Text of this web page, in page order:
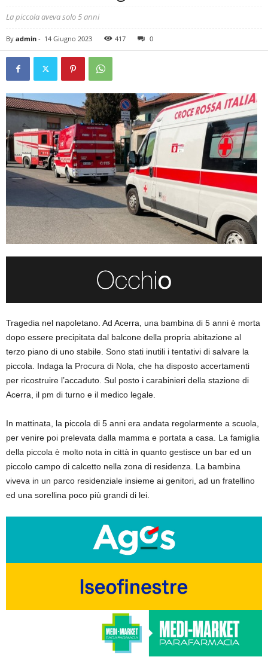
La piccola aveva solo 5 anni
By admin - 14 Giugno 2023 417 0
Tragedia nel napoletano. Ad Acerra, una bambina di 5 anni è morta
dopo essere precipitata dal balcone della propria abitazione al
terzo piano di uno stabile. Sono stati inutili i tentativi di salvare la
piccola. Indaga la Procura di Nola, che ha disposto accertamenti
per ricostruire l’accaduto. Sul posto i carabinieri della stazione di
Acerra, il pm di turno e il medico legale.
In mattinata, la piccola di 5 anni era andata regolarmente a scuola,
per venire poi prelevata dalla mamma e portata a casa. La famiglia
della piccola è molto nota in città in quanto gestisce un bar ed un
piccolo campo di calcetto nella zona di residenza. La bambina
viveva in un parco residenziale insieme ai genitori, ad un fratellino
ed una sorellina poco più grandi di lei.